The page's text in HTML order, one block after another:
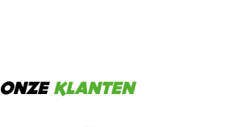
ONZE KLANTEN